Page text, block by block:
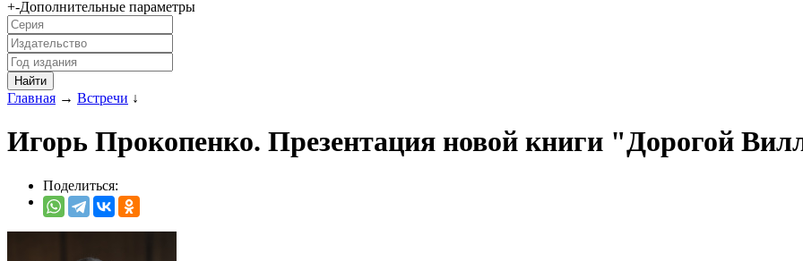
+-Дополнительные параметры
Главная → Встречи ↓
Игорь Прокопенко. Презентация новой книги "Дорогой
Поделиться: